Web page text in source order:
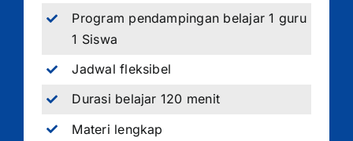
Program pendampingan belajar 1 guru
1 Siswa
Jadwal fleksibel
Durasi belajar 120 menit
Materi lengkap